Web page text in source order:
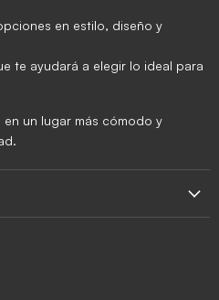
en estilo, diseño y
te ayudará a elegir lo ideal para
un lugar más cómodo y
Instagram